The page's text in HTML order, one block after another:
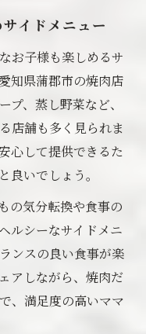
イドメニュー
お子様も楽しめるサ
知県蒲郡市の焼肉店
、蒸し野菜など、
店舗も多く見られま
心して提供できるた
良いでしょう。
の気分転換や食事の
ルシーなサイドメニ
ンスの良い食事が楽
アしながら、焼肉だ
、満足度の高いママ